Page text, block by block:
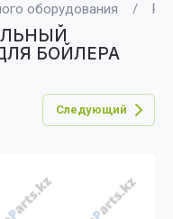
оборудования /
БОЙЛЕРА
Следующий